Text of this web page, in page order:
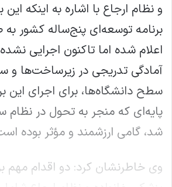
و نظام ارجاع با اشاره به اینکه این
برنامه توسعه‌ای پنج‌ساله کشور
اعلام شده اما تاکنون اجرایی نشده
آمادگی تدریجی در زیرساخت‌ها و
سطح دانشگاه‌ها، برای اجرای این
پایه‌ای که منجر به تحول در
شد، گامی ارزشمند و مؤثر بوده
وی خاطرنشان کرد: دو اقدام مهم